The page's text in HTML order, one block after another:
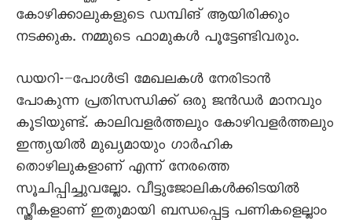
കോഴിക്കാലുകളുടെ ഡമ്പിങ് ആയിരിക്കും
നടക്കുക. നമ്മുടെ ഫാമുകൾ പൂട്ടേണ്ടിവരും.
ഡയറി-–പോൾട്രി മേഖലകൾ നേരിടാൻ
പോകുന്ന പ്രതിസന്ധിക്ക് ഒരു ജൻഡർ മാനവും
കൂടിയുണ്ട്. കാലിവളർത്തലും കോഴിവളർത്തലും
ഇന്ത്യയിൽ മുഖ്യമായും ഗാർഹിക
തൊഴിലുകളാണ് എന്ന് നേരത്തെ
സൂചിപ്പിച്ചുവല്ലോ. വീട്ടുജോലികൾക്കിടയിൽ
സ്ത്രീകളാണ് ഇതുമായി ബന്ധപ്പെട്ട പണികളെല്ലാം